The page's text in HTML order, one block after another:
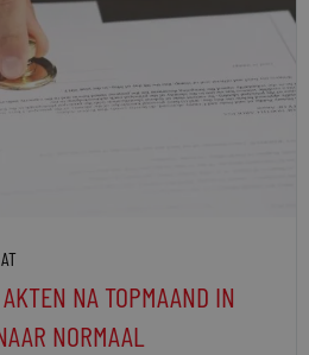
NA TOPMAAND IN
NORMAAL